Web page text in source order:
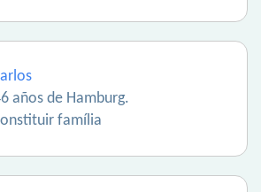
años de Hamburg.
família